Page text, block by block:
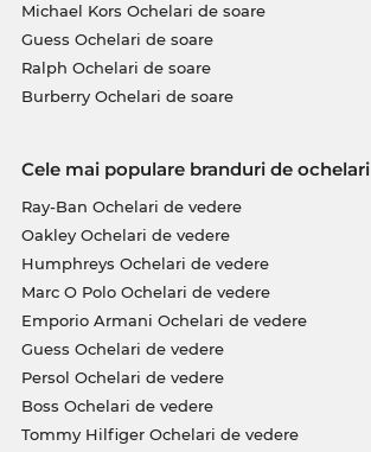
Michael Kors Ochelari de soare
Guess Ochelari de soare
Ralph Ochelari de soare
Burberry Ochelari de soare
Cele mai populare branduri de ochelari
Ray-Ban Ochelari de vedere
Oakley Ochelari de vedere
Humphreys Ochelari de vedere
Marc O Polo Ochelari de vedere
Emporio Armani Ochelari de vedere
Guess Ochelari de vedere
Persol Ochelari de vedere
Boss Ochelari de vedere
Tommy Hilfiger Ochelari de vedere